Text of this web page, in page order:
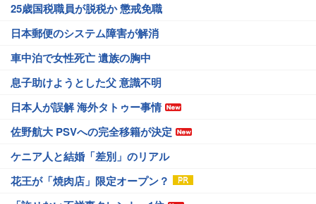
25歳国税職員が脱税か 懲戒免職
日本郵便のシステム障害が解消
車中泊で女性死亡 遺族の胸中
息子助けようとした父 意識不明
日本人が誤解 海外タトゥー事情
佐野航大 PSVへの完全移籍が決定
ケニア人と結婚「差別」のリアル
花王が「焼肉店」限定オープン？